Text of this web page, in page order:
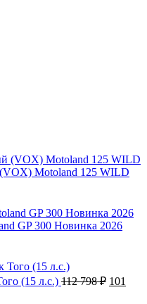
Motoland 125 WILD
GP 300 Новинка 2026
(15 л.с.) 112 798₽ 101